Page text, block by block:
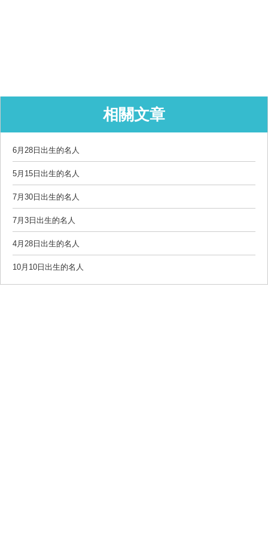
相關文章
6月28日出生的名人
5月15日出生的名人
7月30日出生的名人
7月3日出生的名人
4月28日出生的名人
10月10日出生的名人